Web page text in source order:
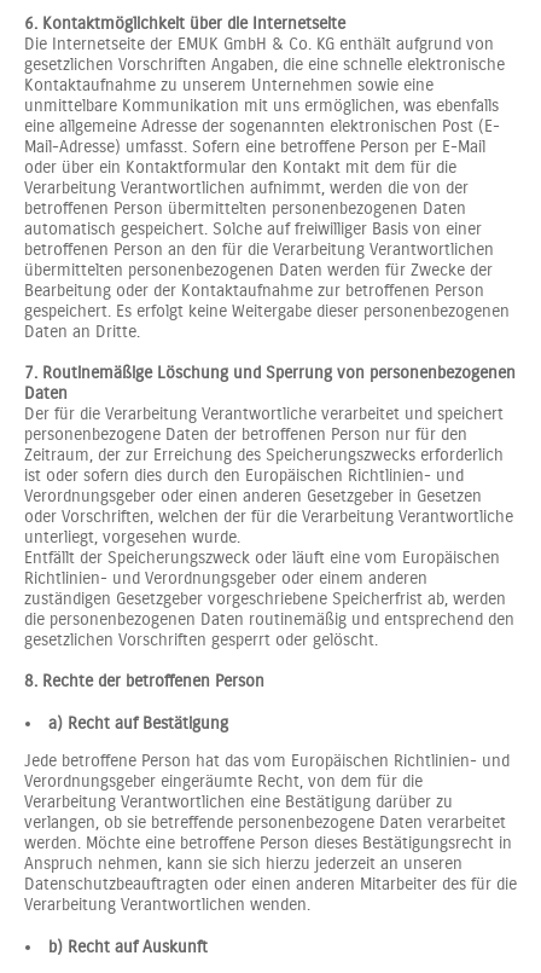
6. Kontaktmöglichkeit über die Internetseite
Die Internetseite der EMUK GmbH & Co. KG enthält aufgrund von
gesetzlichen Vorschriften Angaben, die eine schnelle elektronische
Kontaktaufnahme zu unserem Unternehmen sowie eine
unmittelbare Kommunikation mit uns ermöglichen, was ebenfalls
eine allgemeine Adresse der sogenannten elektronischen Post (E-
Mail-Adresse) umfasst. Sofern eine betroffene Person per E-Mail
oder über ein Kontaktformular den Kontakt mit dem für die
Verarbeitung Verantwortlichen aufnimmt, werden die von der
betroffenen Person übermittelten personenbezogenen Daten
automatisch gespeichert. Solche auf freiwilliger Basis von einer
betroffenen Person an den für die Verarbeitung Verantwortlichen
übermittelten personenbezogenen Daten werden für Zwecke der
Bearbeitung oder der Kontaktaufnahme zur betroffenen Person
gespeichert. Es erfolgt keine Weitergabe dieser personenbezogenen
Daten an Dritte.
7. Routinemäßige Löschung und Sperrung von personenbezogenen
Daten
Der für die Verarbeitung Verantwortliche verarbeitet und speichert
personenbezogene Daten der betroffenen Person nur für den
Zeitraum, der zur Erreichung des Speicherungszwecks erforderlich
ist oder sofern dies durch den Europäischen Richtlinien- und
Verordnungsgeber oder einen anderen Gesetzgeber in Gesetzen
oder Vorschriften, welchen der für die Verarbeitung Verantwortliche
unterliegt, vorgesehen wurde.
Entfällt der Speicherungszweck oder läuft eine vom Europäischen
Richtlinien- und Verordnungsgeber oder einem anderen
zuständigen Gesetzgeber vorgeschriebene Speicherfrist ab, werden
die personenbezogenen Daten routinemäßig und entsprechend den
gesetzlichen Vorschriften gesperrt oder gelöscht.
8. Rechte der betroffenen Person
a) Recht auf Bestätigung
Jede betroffene Person hat das vom Europäischen Richtlinien- und
Verordnungsgeber eingeräumte Recht, von dem für die
Verarbeitung Verantwortlichen eine Bestätigung darüber zu
verlangen, ob sie betreffende personenbezogene Daten verarbeitet
werden. Möchte eine betroffene Person dieses Bestätigungsrecht in
Anspruch nehmen, kann sie sich hierzu jederzeit an unseren
Datenschutzbeauftragten oder einen anderen Mitarbeiter des für die
Verarbeitung Verantwortlichen wenden.
b) Recht auf Auskunft